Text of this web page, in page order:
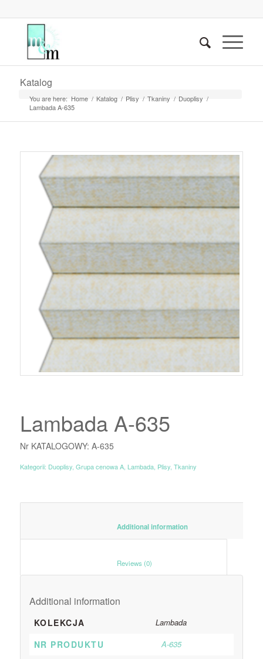
Katalog
You are here: Home / Katalog / Plisy / Tkaniny / Duoplisy /
Lambada A-635
Lambada A-635
Nr KATALOGOWY: A-635
Kategorii: Duoplisy, Grupa cenowa A, Lambada, Plisy, Tkaniny
						Additional information
Additional information
KOLEKCJA Lambada
NR PRODUKTU A-635